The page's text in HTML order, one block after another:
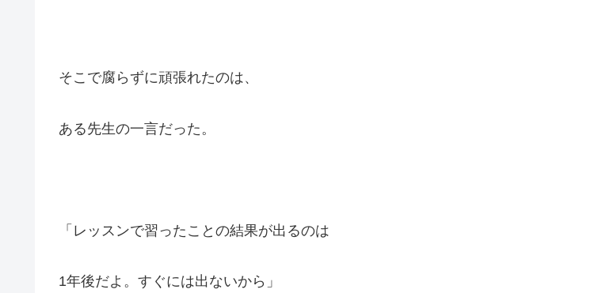
そこで腐らずに頑張れたのは、
ある先生の一言だった。
「レッスンで習ったことの結果が出るのは
1年後だよ。すぐには出ないから」